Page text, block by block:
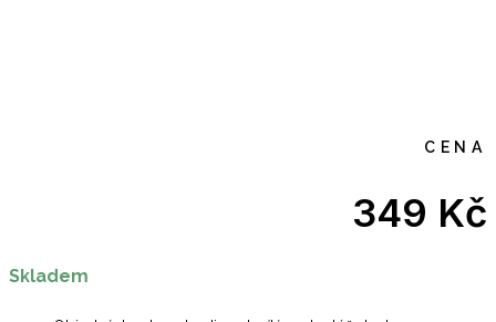
CENA
349 Kč
Skladem